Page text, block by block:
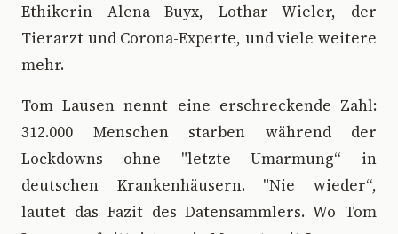
Ethikerin Alena Buyx, Lothar Wieler, der
Tierarzt und Corona-Experte, und viele weitere
mehr.
Tom Lausen nennt eine erschreckende Zahl:
312.000 Menschen starben während der
Lockdowns ohne "letzte Umarmung“ in
deutschen Krankenhäusern. "Nie wieder“,
lautet das Fazit des Datensammlers. Wo Tom